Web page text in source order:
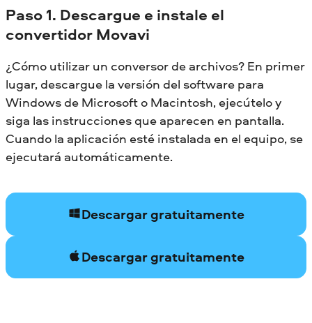
Paso 1. Descargue e instale el
convertidor Movavi
¿Cómo utilizar un conversor de archivos? En primer
lugar, descargue la versión del software para
Windows de Microsoft o Macintosh, ejecútelo y
siga las instrucciones que aparecen en pantalla.
Cuando la aplicación esté instalada en el equipo, se
ejecutará automáticamente.
Descargar gratuitamente
Descargar gratuitamente